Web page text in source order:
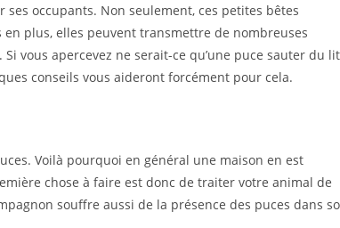
ses occupants. Non seulement, ces petites bêtes
plus, elles peuvent transmettre de nombreuses
vous apercevez ne serait-ce qu’une puce sauter du lit
conseils vous aideront forcément pour cela.
Voilà pourquoi en général une maison en est
chose à faire est donc de traiter votre animal de
souffre aussi de la présence des puces dans